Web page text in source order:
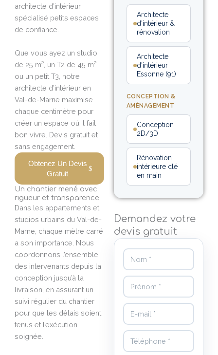
architecte d’intérieur
spécialisé petits espaces
de confiance.
Que vous ayez un studio
de 25 m², un T2 de 45 m²
ou un petit T3, notre
architecte d’intérieur en
Val-de-Marne maximise
chaque centimètre pour
créer un espace où il fait
bon vivre. Devis gratuit et
sans engagement.
Obtenez Un Devis
Gratuit
Un chantier mené avec
rigueur et transparence
Dans les appartements et
studios urbains du Val-de-
Marne, chaque mètre carré
a son importance. Nous
coordonnons l’ensemble
des intervenants depuis la
conception jusqu’à la
livraison, en assurant un
suivi régulier du chantier
pour que les délais soient
tenus et l’exécution
soignée.
Architecte
d'intérieur &
rénovation
Architecte
d'intérieur
Essonne (91)
CONCEPTION &
AMÉNAGEMENT
Conception
2D/3D
Rénovation
intérieure clé
en main
Demandez votre
devis gratuit
Nom
Prénom
E-mail
Téléphone